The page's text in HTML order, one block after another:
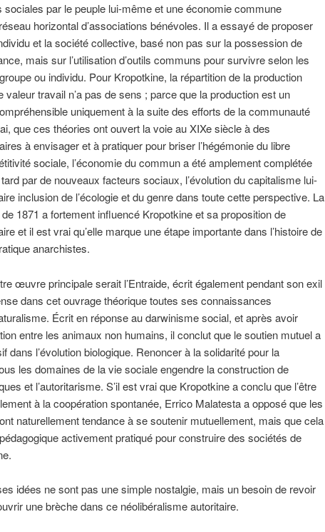
par le peuple lui-même et une économie commune
horizontal d’associations bénévoles. Il a essayé de proposer
et la société collective, basé non pas sur la possession de
mais sur l’utilisation d’outils communs pour survivre selon les
ou individu. Pour Kropotkine, la répartition de la production
valeur travail n’a pas de sens ; parce que la production est un
uniquement à la suite des efforts de la communauté
que ces théories ont ouvert la voie au XIXe siècle à des
à envisager et à pratiquer pour briser l’hégémonie du libre
sociale, l’économie du commun a été amplement complétée
par de nouveaux facteurs sociaux, l’évolution du capitalisme lui-
inclusion de l’écologie et du genre dans toute cette perspective. La
1871 a fortement influencé Kropotkine et sa proposition de
et il est vrai qu’elle marque une étape importante dans l’histoire de
anarchistes.
œuvre principale serait l’Entraide, écrit également pendant son exil
dans cet ouvrage théorique toutes ses connaissances
Écrit en réponse au darwinisme social, et après avoir
entre les animaux non humains, il conclut que le soutien mutuel a
dans l’évolution biologique. Renoncer à la solidarité pour la
les domaines de la vie sociale engendre la construction de
et l’autoritarisme. S’il est vrai que Kropotkine a conclu que l’être
à la coopération spontanée, Errico Malatesta a opposé que les
naturellement tendance à se soutenir mutuellement, mais que cela
activement pratiqué pour construire des sociétés de
idées ne sont pas une simple nostalgie, mais un besoin de revoir
une brèche dans ce néolibéralisme autoritaire.